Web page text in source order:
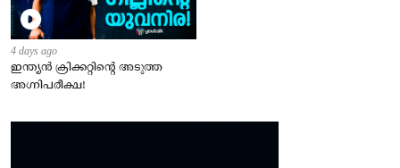
4 days ago
ഇന്ത്യന്‍ ക്രിക്കറ്റിന്റെ അടുത്ത
അഗ്നിപരീക്ഷ!